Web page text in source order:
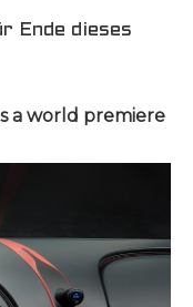
Ende dieses
a world premiere